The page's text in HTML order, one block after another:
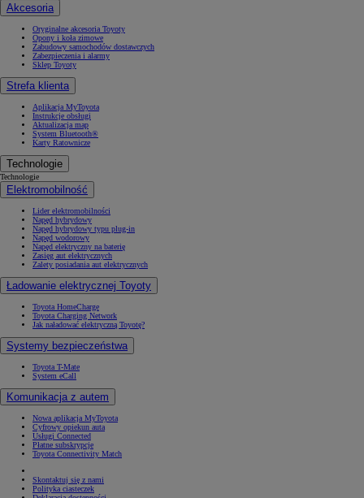
Akcesoria
Oryginalne akcesoria Toyoty
Opony i koła zimowe
Zabudowy samochodów dostawczych
Zabezpieczenia i alarmy
Sklep Toyoty
Strefa klienta
Aplikacja MyToyota
Instrukcje obsługi
Aktualizacja map
System Bluetooth®
Karty Ratownicze
Technologie
Technologie
Elektromobilność
Lider elektromobilności
Napęd hybrydowy
Napęd hybrydowy typu plug-in
Napęd wodorowy
Napęd elektryczny na baterię
Zasięg aut elektrycznych
Zalety posiadania aut elektrycznych
Ładowanie elektrycznej Toyoty
Toyota HomeCharge
Toyota Charging Network
Jak naładować elektryczną Toyotę?
Systemy bezpieczeństwa
Toyota T-Mate
System eCall
Komunikacja z autem
Nowa aplikacja MyToyota
Cyfrowy opiekun auta
Usługi Connected
Płatne subskrypcje
Toyota Connectivity Match
Skontaktuj się z nami
Polityka ciasteczek